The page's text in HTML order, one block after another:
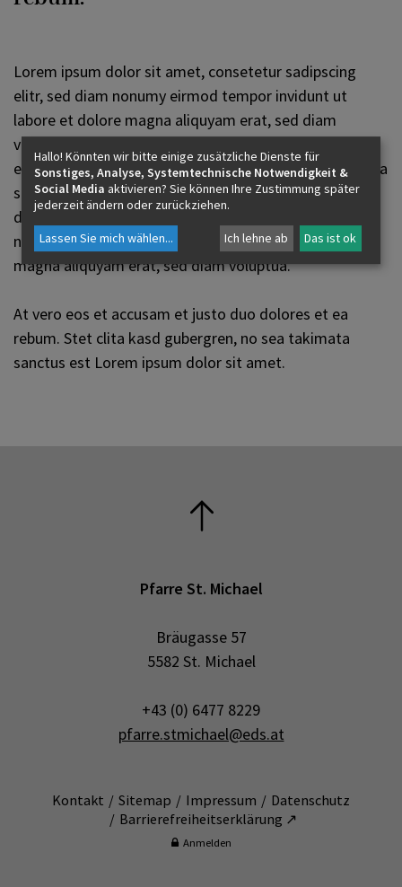
Lorem ipsum dolor sit amet, consetetur sadipscing
elitr, sed diam nonumy eirmod tempor invidunt ut
labore et dolore magna aliquyam erat, sed diam
voluptua. At vero eos et accusam et justo duo dolores
et ea rebum. Stet clita kasd gubergren, no sea takimata
sanctus est Lorem ipsum dolor sit amet. Lorem ipsum
dolor sit amet, consetetur sadipscing elitr, sed diam
nonumy eirmod tempor invidunt ut labore et dolore
magna aliquyam erat, sed diam voluptua.
At vero eos et accusam et justo duo dolores et ea
rebum. Stet clita kasd gubergren, no sea takimata
sanctus est Lorem ipsum dolor sit amet.
Pfarre St. Michael
Bräugasse 57
5582 St. Michael
+43 (0) 6477 8229
pfarre.stmichael@eds.at
Kontakt Sitemap Impressum
Datenschutz
Barrierefreiheitserklärung ↗
Anmelden
Hallo! Könnten wir bitte einige zusätzliche Dienste für
Sonstiges, Analyse, Systemtechnische Notwendigkeit &
Social Media aktivieren? Sie können Ihre Zustimmung später
jederzeit ändern oder zurückziehen.
Lassen Sie mich wählen... Ich lehne ab Das ist ok